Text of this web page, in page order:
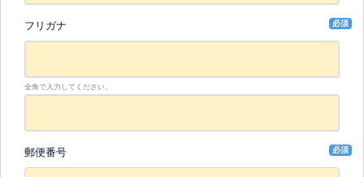
フリガナ 必須
全角で入力してください。
郵便番号 必須